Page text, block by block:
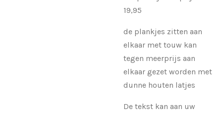
19,95
de plankjes zitten aan
elkaar met touw kan
tegen meerprijs aan
elkaar gezet worden met
dunne houten latjes
De tekst kan aan uw